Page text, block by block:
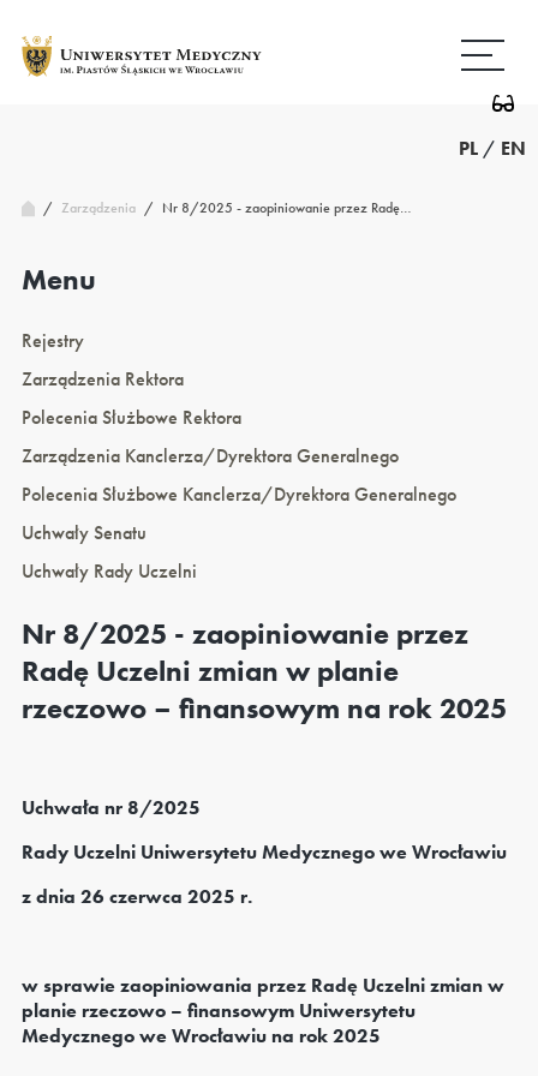
treści
strony
PL / EN
/ Zarządzenia / Nr 8/2025 - zaopiniowanie przez Radę…
Menu
Rejestry
Zarządzenia Rektora
Polecenia Służbowe Rektora
Zarządzenia Kanclerza/Dyrektora Generalnego
Polecenia Służbowe Kanclerza/Dyrektora Generalnego
Uchwały Senatu
Uchwały Rady Uczelni
Nr 8/2025 - zaopiniowanie przez
Radę Uczelni zmian w planie
rzeczowo – finansowym na rok 2025
Uchwała nr 8/2025
Rady Uczelni Uniwersytetu Medycznego we Wrocławiu
z dnia 26 czerwca 2025 r.
w sprawie zaopiniowania przez Radę Uczelni zmian w
planie rzeczowo – finansowym Uniwersytetu
Medycznego we Wrocławiu na rok 2025